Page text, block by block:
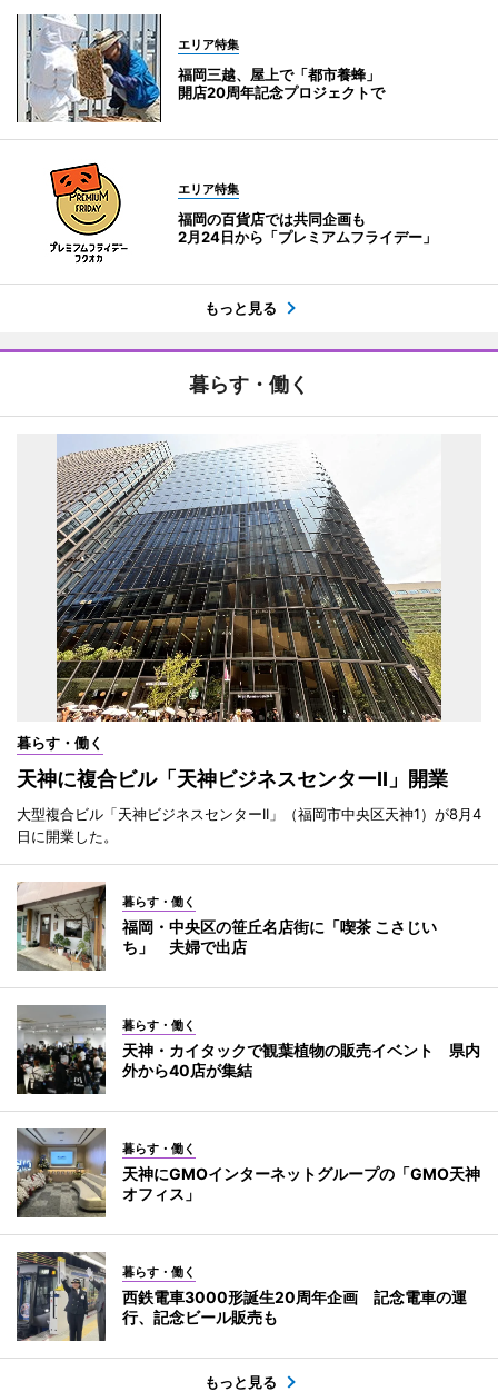
エリア特集
福岡三越、屋上で「都市養蜂」
開店20周年記念プロジェクトで
エリア特集
福岡の百貨店では共同企画も
2月24日から「プレミアムフライデー」
もっと見る
暮らす・働く
暮らす・働く
天神に複合ビル「天神ビジネスセンターII」開業
大型複合ビル「天神ビジネスセンターII」（福岡市中央区天神1）が8月4
日に開業した。
暮らす・働く
福岡・中央区の笹丘名店街に「喫茶 こさじい
ち」 夫婦で出店
暮らす・働く
天神・カイタックで観葉植物の販売イベント 県内
外から40店が集結
暮らす・働く
天神にGMOインターネットグループの「GMO天神
オフィス」
暮らす・働く
西鉄電車3000形誕生20周年企画 記念電車の運
行、記念ビール販売も
もっと見る